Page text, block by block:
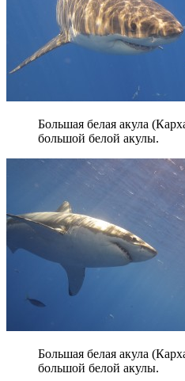
Большая белая акула
большой белой акулы.
Большая белая акула
большой белой акулы.